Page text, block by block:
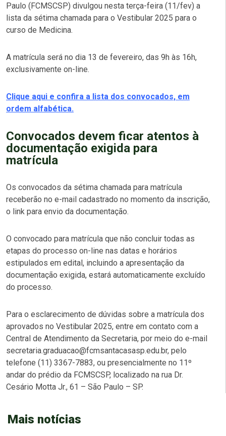
Paulo (FCMSCSP) divulgou nesta terça-feira (11/fev) a
lista da sétima chamada para o Vestibular 2025 para o
curso de Medicina.
A matrícula será no dia 13 de fevereiro, das 9h às 16h,
exclusivamente on-line.
Clique aqui e confira a lista dos convocados, em
ordem alfabética.
Convocados devem ficar atentos à
documentação exigida para
matrícula
Os convocados da sétima chamada para matrícula
receberão no e-mail cadastrado no momento da inscrição,
o link para envio da documentação.
O convocado para matrícula que não concluir todas as
etapas do processo on-line nas datas e horários
estipulados em edital, incluindo a apresentação da
documentação exigida, estará automaticamente excluído
do processo.
Para o esclarecimento de dúvidas sobre a matrícula dos
aprovados no Vestibular 2025, entre em contato com a
Central de Atendimento da Secretaria, por meio do e-mail
secretaria.graduacao@fcmsantacasasp.edu.br, pelo
telefone (11) 3367-7883, ou presencialmente no 11º
andar do prédio da FCMSCSP, localizado na rua Dr.
Cesário Motta Jr., 61 – São Paulo – SP.
Mais notícias